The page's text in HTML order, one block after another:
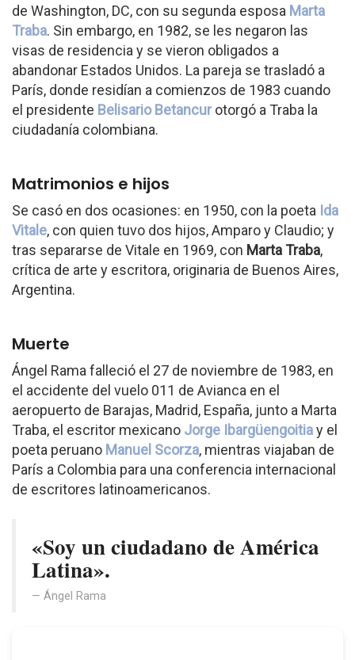
de Washington, DC, con su segunda esposa Marta
Traba. Sin embargo, en 1982, se les negaron las
visas de residencia y se vieron obligados a
abandonar Estados Unidos. La pareja se trasladó a
París, donde residían a comienzos de 1983 cuando
el presidente Belisario Betancurotorgó a Traba la
ciudadanía colombiana.
Matrimonios e hijos
Se casó en dos ocasiones: en 1950, con la poeta Ida
Vitale, con quien tuvo dos hijos, Amparo y Claudio; y
tras separarse de Vitale en 1969, con Marta Traba,
crítica de arte y escritora, originaria de Buenos Aires,
Argentina.
Muerte
Ángel Rama falleció el 27 de noviembre de 1983, en
el accidente del vuelo 011 de Avianca en el
aeropuerto de Barajas, Madrid, España, junto a Marta
Traba, el escritor mexicano Jorge Ibargüengoitiay el
poeta peruano Manuel Scorza, mientras viajaban de
París a Colombia para una conferencia internacional
de escritores latinoamericanos.
«Soy un ciudadano de América
Latina».
Ángel Rama